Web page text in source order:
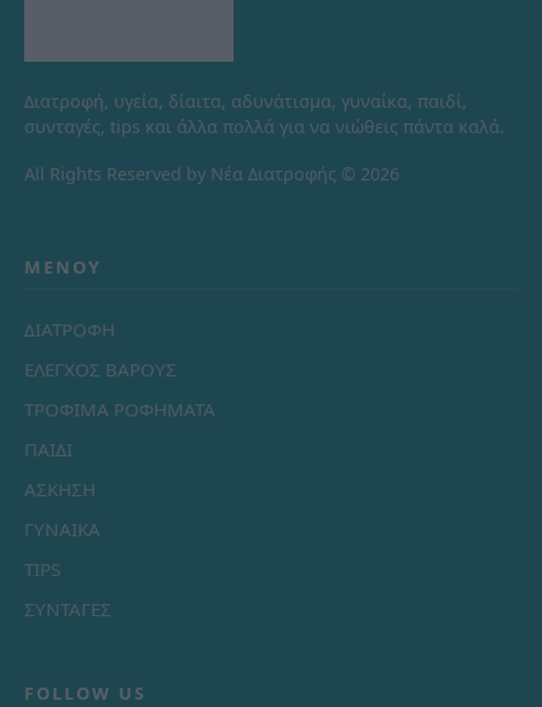
Διατροφή, υγεία, δίαιτα, αδυνάτισμα, γυναίκα, παιδί,
συνταγές, tips και άλλα πολλά για να νιώθεις πάντα καλά.
All Rights Reserved by Νέα Διατροφής © 2026
ΜΕΝΟΎ
ΔΙΑΤΡΟΦΗ
ΕΛΕΓΧΟΣ ΒΑΡΟΥΣ
ΤΡΟΦΙΜΑ ΡΟΦΗΜΑΤΑ
ΠΑΙΔΙ
ΑΣΚΗΣΗ
ΓΥΝΑΙΚΑ
TIPS
ΣΥΝΤΑΓΕΣ
FOLLOW US